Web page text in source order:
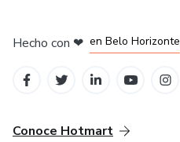
Hecho con ❤ en Belo Horizonte
Conoce Hotmart